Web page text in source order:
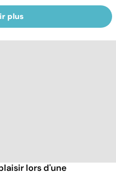
plus
lors d'une